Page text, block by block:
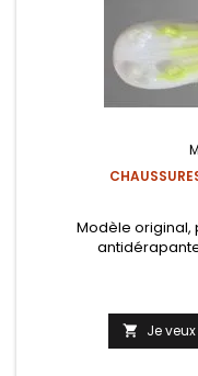
Modèle
 Je